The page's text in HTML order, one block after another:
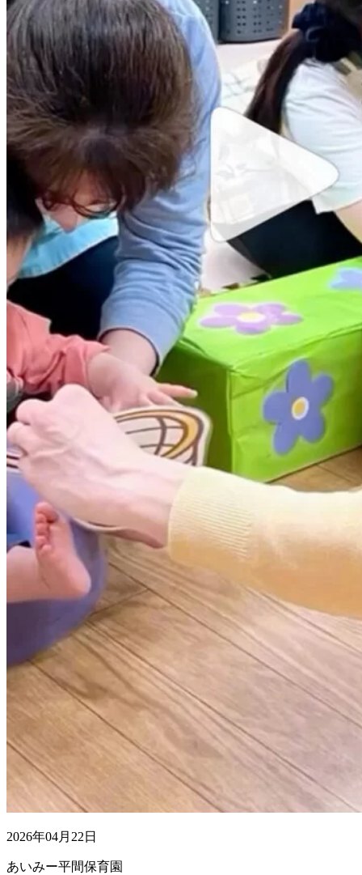
2026年04月22日
あいみー平間保育園